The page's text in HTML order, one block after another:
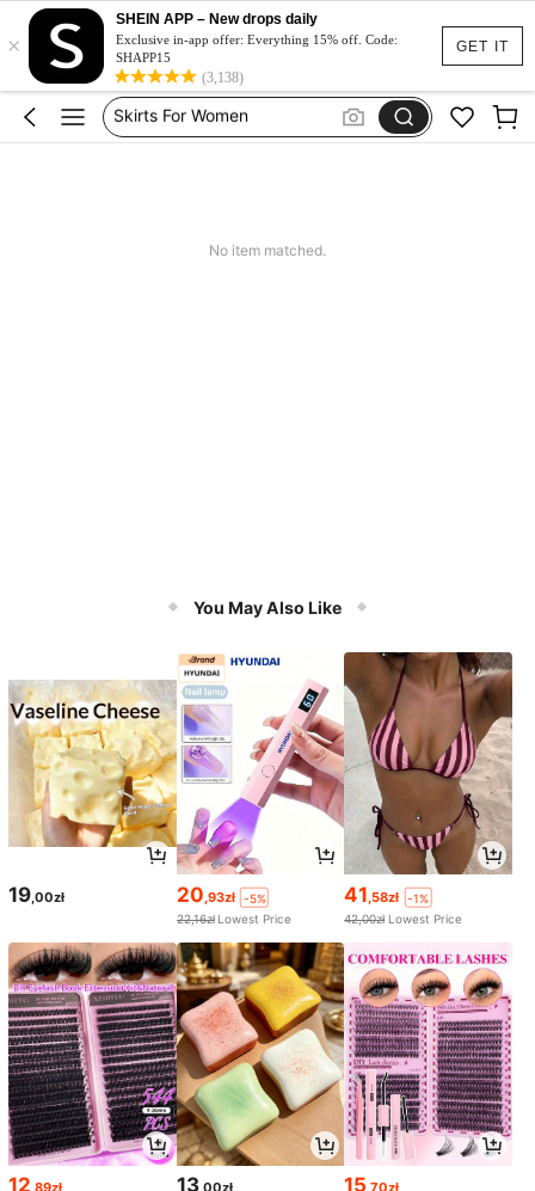
GET IT
×
SHEIN APP – New drops daily
Exclusive in-app offer: Everything 15% off. Code:
SHAPP15
(3,138)
Set 2 Piece Set Women
Skirts For Women
Spódniczka Festiwal
No item matched.
You May Also Like
19 ,00zł 20 ,93zł
-5%
22,16zł Lowest Price
41 ,58zł
-1%
42,00zł Lowest Price
12,89zł 13,00zł 15,70zł